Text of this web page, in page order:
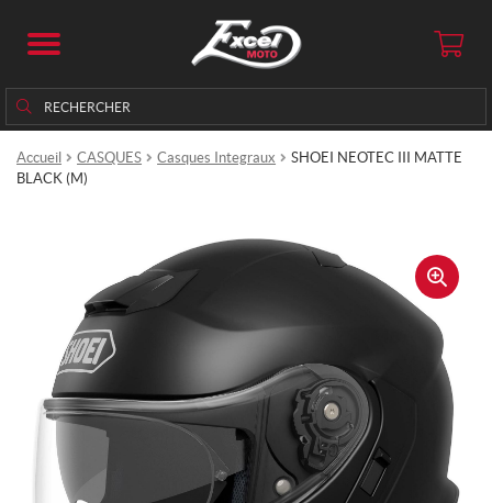
Rechercher :
Rechercher
Accueil CASQUES Casques Integraux
SHOEI NEOTEC III MATTE
BLACK (M)